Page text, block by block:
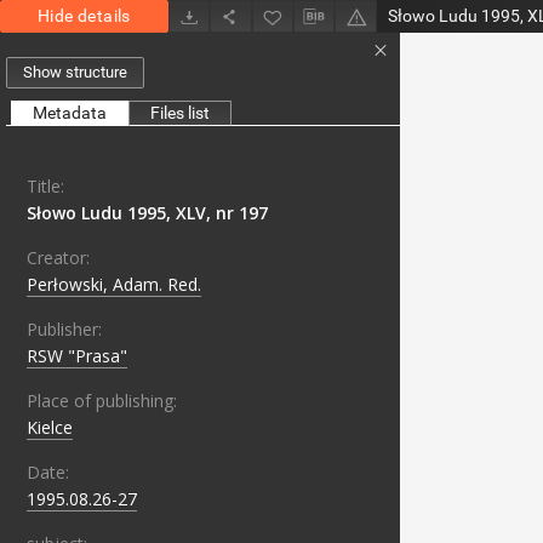
Hide details Słowo Ludu 1995,
Show structure
Metadata Files list
Title:
Słowo Ludu 1995, XLV, nr 197
Creator:
Perłowski, Adam. Red.
Publisher:
RSW "Prasa"
Place of publishing:
Kielce
Date:
1995.08.26-27